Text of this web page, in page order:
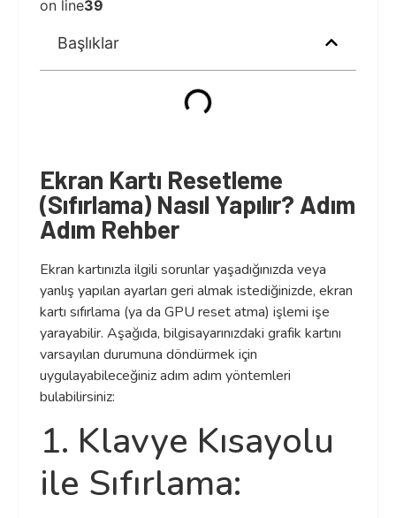
on line39
Başlıklar
Ekran Kartı Resetleme
(Sıfırlama) Nasıl Yapılır? Adım
Adım Rehber
Ekran kartınızla ilgili sorunlar yaşadığınızda veya
yanlış yapılan ayarları geri almak istediğinizde, ekran
kartı sıfırlama (ya da GPU reset atma) işlemi işe
yarayabilir. Aşağıda, bilgisayarınızdaki grafik kartını
varsayılan durumuna döndürmek için
uygulayabileceğiniz adım adım yöntemleri
bulabilirsiniz:
1. Klavye Kısayolu
ile Sıfırlama: